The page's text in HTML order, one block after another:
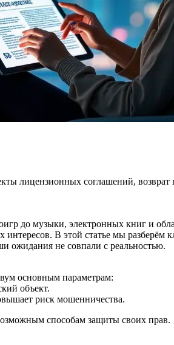
лицензионных соглашений,
до музыки, электронных книг и
В этой статье мы
ожидания не совпали с реальностью.
основным параметрам:
объект.
риск мошенничества.
способам защиты своих прав.